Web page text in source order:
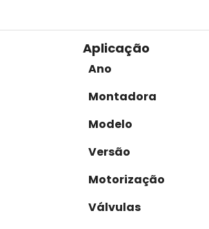
Aplicação
Ano
Montadora
Modelo
Versão
Motorização
Válvulas